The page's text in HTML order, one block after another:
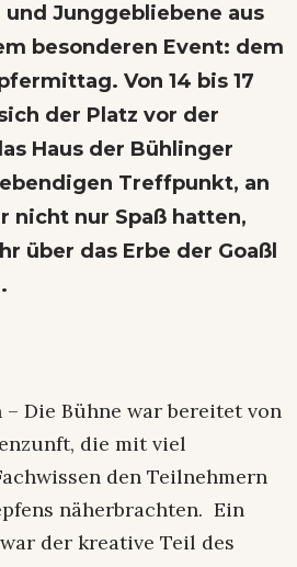
Junggebliebene aus
besonderen Event: dem
Von 14 bis 17
der Platz vor der
Haus der Bühlinger
Treffpunkt, an
nicht nur Spaß hatten,
über das Erbe der Goaßl
Die Bühne war bereitet von
die mit viel
den Teilnehmern
näherbrachten. Ein
der kreative Teil des